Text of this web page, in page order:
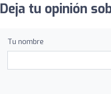
Deja tu opinión
Tu nombre